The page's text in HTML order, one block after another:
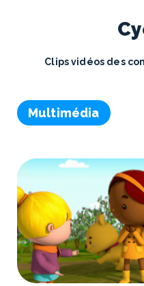
Clips vidéos des
Multimédia